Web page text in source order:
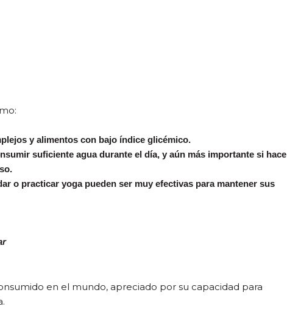
y alimentos con bajo índice glicémico.
suficiente agua durante el día, y aún más importante si hace
o practicar yoga pueden ser muy efectivas para mantener sus
en el mundo, apreciado por su capacidad para